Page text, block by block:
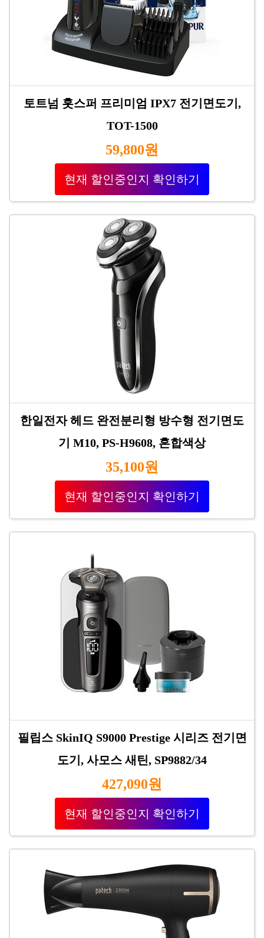
토트넘 홋스퍼 프리미엄 IPX7 전기면도기,
TOT-1500
59,800원
현재 할인중인지 확인하기
한일전자 헤드 완전분리형 방수형 전기면도
기 M10, PS-H9608, 혼합색상
35,100원
현재 할인중인지 확인하기
필립스 SkinIQ S9000 Prestige 시리즈 전기면
도기, 사모스 새틴, SP9882/34
427,090원
현재 할인중인지 확인하기